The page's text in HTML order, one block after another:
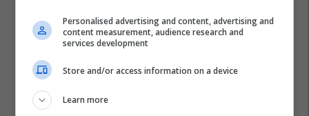
Personalised advertising and content, advertising and
content measurement, audience research and
services development
Store and/or access information on a device
Learn more